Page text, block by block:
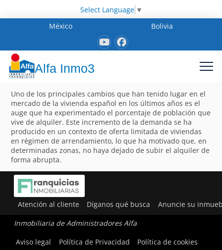
Select Language ▼
México
Bolivia
Alfa Inmo3
Uno de los principales cambios que han tenido lugar en el
mercado de la vivienda español en los últimos años es el
auge que ha experimentado el porcentaje de población que
vive de alquiler. Este incremento de la demanda se ha
producido en un contexto de oferta limitada de viviendas
en régimen de arrendamiento, lo que ha motivado que, en
determinadas zonas, no haya dejado de subir el alquiler de
forma abrupta.
Atención al cliente Díganos qué busca Anuncie su
Inmobiliaria de Administradores Alfa
Aviso legal
Política de Privacidad Política de cookies